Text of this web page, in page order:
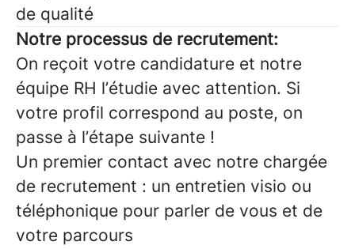
de qualité
Notre processus de recrutement:
On reçoit votre candidature et notre
équipe RH l’étudie avec attention. Si
votre profil correspond au poste, on
passe à l’étape suivante !
Un premier contact avec notre chargée
de recrutement : un entretien visio ou
téléphonique pour parler de vous et de
votre parcours